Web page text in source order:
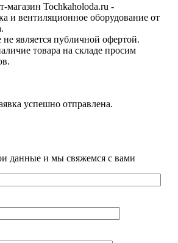
магазин Tochkaholoda.ru -
и вентиляционное оборудование от
является публичной офертой.
товара на складе просим
успешно отправлена.
данные и мы свяжемся с вами